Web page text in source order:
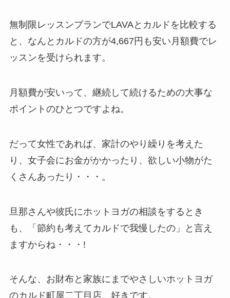
無制限レッスンプランでLAVAとカルドを比較する
と、なんと カルドの方が4,667円も安い月額費でレ
ッスンを受けられます。
月額費が安いって、継続して続けるための大事な
ポイントのひとつですよね。
だって女性であれば、家計のやり繰りを考えた
り、女子会にお金がかかったり、欲しい小物がた
くさんあったり・・・。
旦那さんや彼氏にホットヨガの相談をするとき
も、「節約も考えてカルドで我慢したの」と言え
ますからね・・・!
そんな、お財布と家族にまでやさしいホットヨガ
のカルド町屋二丁目店、好きです。